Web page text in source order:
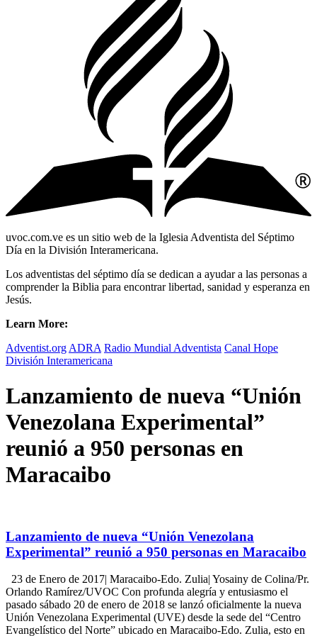
uvoc.com.ve es un sitio web de la Iglesia Adventista del Séptimo
Día en la División Interamericana.
Los adventistas del séptimo día se dedican a ayudar a las personas a
comprender la Biblia para encontrar libertad, sanidad y esperanza en
Jesús.
Learn More:
Adventist.org ADRA Radio Mundial Adventista Canal Hope
División Interamericana
Lanzamiento de nueva “Unión
Venezolana Experimental”
reunió a 950 personas en
Maracaibo
Lanzamiento de nueva “Unión Venezolana
Experimental” reunió a 950 personas en Maracaibo
23 de Enero de 2017| Maracaibo-Edo. Zulia| Yosainy de Colina/Pr.
Orlando Ramírez/UVOC Con profunda alegría y entusiasmo el
pasado sábado 20 de enero de 2018 se lanzó oficialmente la nueva
Unión Venezolana Experimental (UVE) desde la sede del “Centro
Evangelístico del Norte” ubicado en Maracaibo-Edo. Zulia, esto en